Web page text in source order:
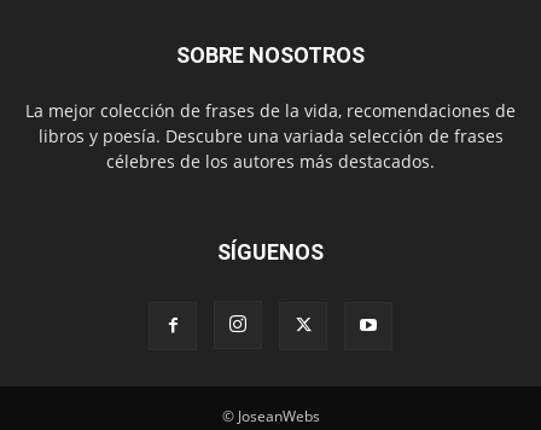
SOBRE NOSOTROS
La mejor colección de frases de la vida, recomendaciones de
libros y poesía. Descubre una variada selección de frases
célebres de los autores más destacados.
SÍGUENOS
© JoseanWebs